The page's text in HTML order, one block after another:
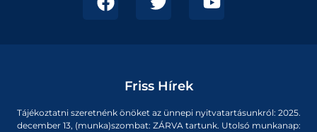
Friss Hírek
Tájékoztatni szeretnénk önöket az ünnepi nyitvatartásunkról: 2025.
december 13, (munka)szombat: ZÁRVA tartunk. Utolsó munkanap: